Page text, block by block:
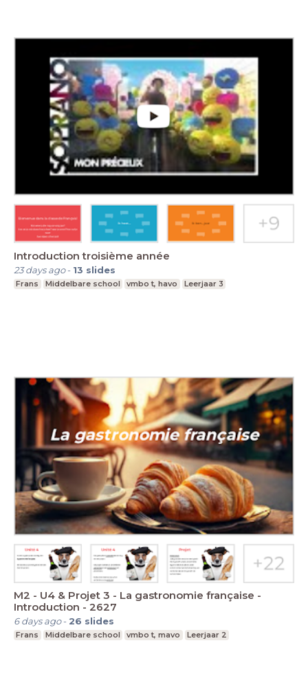
Introduction troisième année
23 days ago- 13 slides
Frans Middelbare school vmbo t, havo Leerjaar 3
M2 - U4 & Projet 3 - La gastronomie française -
Introduction - 2627
6 days ago- 26 slides
Frans Middelbare school vmbo t, mavo Leerjaar 2